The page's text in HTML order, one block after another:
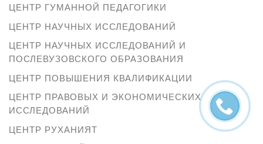
ЦЕНТР ГУМАННОЙ ПЕДАГОГИКИ
ЦЕНТР НАУЧНЫХ ИССЛЕДОВАНИЙ
ЦЕНТР НАУЧНЫХ ИССЛЕДОВАНИЙ И
ПОСЛЕВУЗОВСКОГО ОБРАЗОВАНИЯ
ЦЕНТР ПОВЫШЕНИЯ КВАЛИФИКАЦИИ
ЦЕНТР ПРАВОВЫХ И ЭКОНОМИЧЕСКИХ
ИССЛЕДОВАНИЙ
ЦЕНТР РУХАНИЯТ